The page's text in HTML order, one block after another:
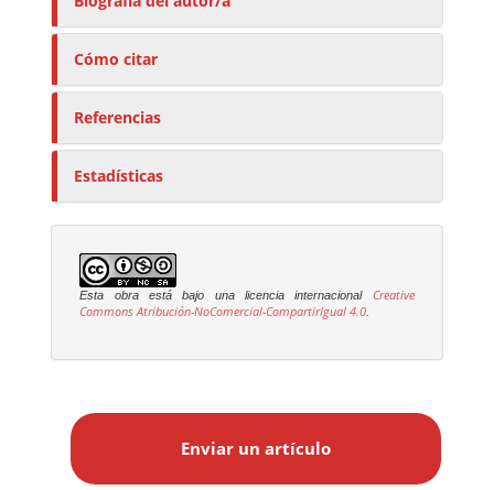
Cómo citar
Referencias
Estadísticas
Esta obra está bajo una licencia internacional
Creative
Commons Atribución-NoComercial-CompartirIgual 4.0
Enviar un artículo